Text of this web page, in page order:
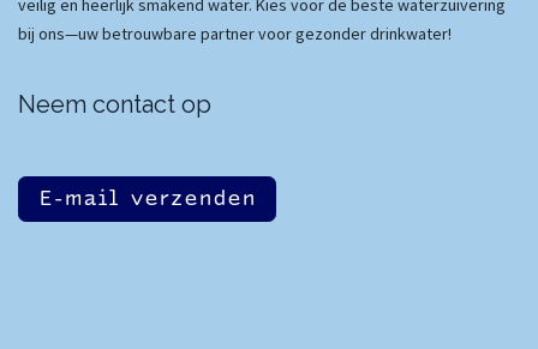
veilig en heerlijk smakend water. Kies voor de beste waterzuivering
bij ons—uw betrouwbare partner voor gezonder drinkwater!
Neem contact op
E-mail verzenden